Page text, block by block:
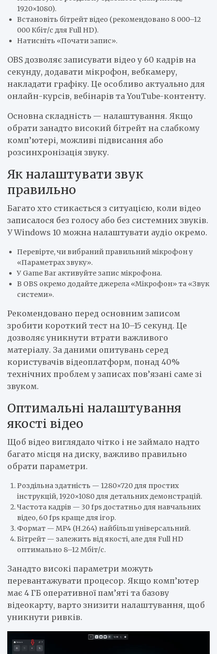
1920×1080).
Встановіть бітрейт відео (рекомендовано 8 000–12
000 Кбіт/с для Full HD).
Натисніть «Почати запис».
OBS дозволяє записувати відео у 60 кадрів на
секунду, додавати мікрофон, вебкамеру,
накладати графіку. Це особливо актуально для
онлайн-курсів, вебінарів та YouTube-контенту.
Основна складність — налаштування. Якщо
обрати занадто високий бітрейт на слабкому
комп’ютері, можливі підвисання або
розсинхронізація звуку.
Як налаштувати звук
правильно
Багато хто стикається з ситуацією, коли відео
записалося без голосу або без системних звуків.
У Windows 10 можна налаштувати аудіо окремо.
Перевірте, чи вибраний правильний мікрофон у
«Параметрах звуку».
У Game Bar активуйте запис мікрофона.
В OBS окремо додайте джерела «Мікрофон» та «Звук
системи».
Рекомендовано перед основним записом
зробити короткий тест на 10–15 секунд. Це
дозволяє уникнути втрати важливого
матеріалу. За даними опитувань серед
користувачів відеоплатформ, понад 40%
технічних проблем у записах пов’язані саме зі
звуком.
Оптимальні налаштування
якості відео
Щоб відео виглядало чітко і не займало надто
багато місця на диску, важливо правильно
обрати параметри.
Роздільна здатність — 1280×720 для простих
інструкцій, 1920×1080 для детальних демонстрацій.
Частота кадрів — 30 fps достатньо для навчальних
відео, 60 fps краще для ігор.
Формат — MP4 (H.264) найбільш універсальний.
Бітрейт — залежить від якості, але для Full HD
оптимально 8–12 Мбіт/с.
Занадто високі параметри можуть
перевантажувати процесор. Якщо комп’ютер
має 4 ГБ оперативної пам’яті та базову
відеокарту, варто знизити налаштування, щоб
уникнути ривків.